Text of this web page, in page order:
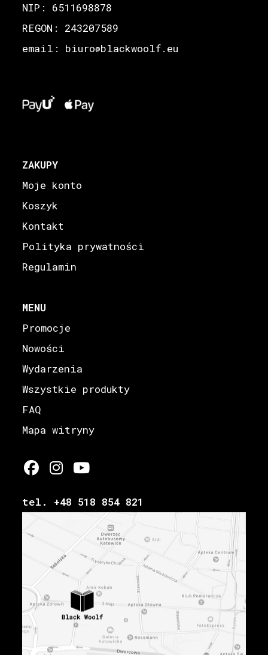
NIP: 6511698878
REGON: 243207589
email: biuro@blackwoolf.eu
ZAKUPY
Moje konto
Koszyk
Kontakt
Polityka prywatności
Regulamin
MENU
Promocje
Nowości
Wydarzenia
Wszystkie produkty
FAQ
Mapa witryny
tel. +48 518 854 821